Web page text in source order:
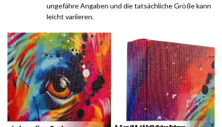
ungefähre Angaben und die tatsächliche Größe kann
leicht variieren.